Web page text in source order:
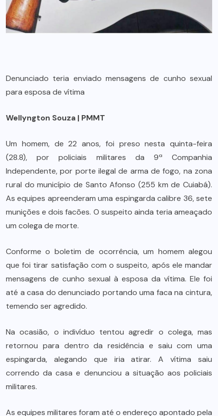
Denunciado teria enviado mensagens de cunho sexual
para esposa de vítima
Wellyngton Souza | PMMT
Um homem, de 22 anos, foi preso nesta quinta-feira
(28.8), por policiais militares da 9ª Companhia
Independente, por porte ilegal de arma de fogo, na zona
rural do município de Santo Afonso (255 km de Cuiabá).
As equipes apreenderam uma espingarda calibre 36, sete
munições e dois facões. O suspeito ainda teria ameaçado
um colega de morte.
Conforme o boletim de ocorrência, um homem alegou
que foi tirar satisfação com o suspeito, após ele mandar
mensagens de cunho sexual à esposa da vítima. Ele foi
até a casa do denunciado portando uma faca na cintura,
temendo ser agredido.
Na ocasião, o indivíduo tentou agredir o colega, mas
retornou para dentro da residência e saiu com uma
espingarda, alegando que iria atirar. A vítima saiu
correndo da casa e denunciou a situação aos policiais
militares.
As equipes militares foram até o endereço apontado pela